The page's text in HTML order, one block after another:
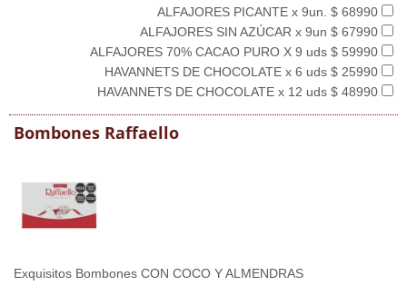
ALFAJORES PICANTE x 9un. $ 68990
ALFAJORES SIN AZÚCAR x 9un $ 67990
ALFAJORES 70% CACAO PURO X 9 uds $ 59990
HAVANNETS DE CHOCOLATE x 6 uds $ 25990
HAVANNETS DE CHOCOLATE x 12 uds $ 48990
Bombones Raffaello
Exquisitos Bombones CON COCO Y ALMENDRAS